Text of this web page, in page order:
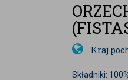
Kraj
Składniki: